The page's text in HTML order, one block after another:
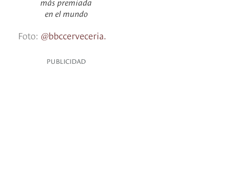
en el mundo
Foto: @bbccerveceria.
PUBLICIDAD